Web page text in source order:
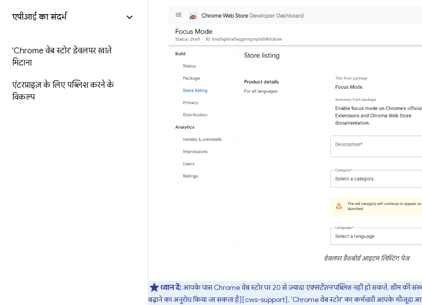
एपीआई का संदर्भ
'Chrome वेब स्टोर' डेवलपर खाते
मिटाना
एंटरप्राइज़ के लिए पब्लिश करने के
विकल्प
डेवलपर डैशबोर्ड आइटम लिस्टिंग पेज
ध्यान दें:आपके पास Chrome वेब स्टोर पर 20 से ज़्यादा एक्सटेंशनपब्लिश नहीं हो सकते. थीम की
बढ़ाने का अनुरोध किया जा सकता है][cws-support]. 'Chrome वेब स्टोर' का कर्मचारी आपके मौजूदा